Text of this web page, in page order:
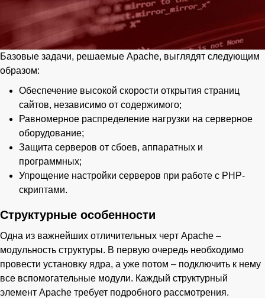
Базовые задачи, решаемые Apache, выглядят следующим
образом:
Обеспечение высокой скорости открытия страниц
сайтов, независимо от содержимого;
Равномерное распределение нагрузки на серверное
оборудование;
Защита серверов от сбоев, аппаратных и
программных;
Упрощение настройки серверов при работе с PHP-
скриптами.
Структурные особенности
Одна из важнейших отличительных черт Apache –
модульность структуры. В первую очередь необходимо
провести установку ядра, а уже потом – подключить к нему
все вспомогательные модули. Каждый структурный
элемент Apache требует подробного рассмотрения.